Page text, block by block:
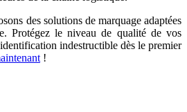
des solutions de marquage adaptées
Protégez le niveau de qualité de vos
indestructible dès le premier
!